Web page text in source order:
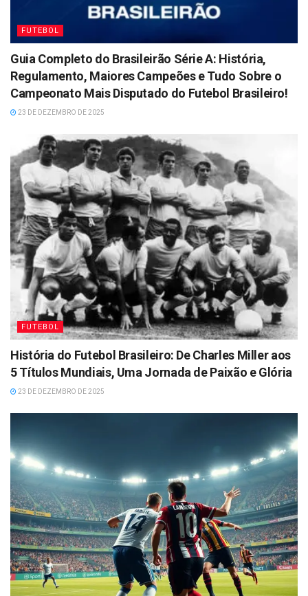
FUTEBOL
Guia Completo do Brasileirão Série A: História,
Regulamento, Maiores Campeões e Tudo Sobre o
Campeonato Mais Disputado do Futebol Brasileiro!
23 DE DEZEMBRO DE 2025
FUTEBOL
História do Futebol Brasileiro: De Charles Miller aos
5 Títulos Mundiais, Uma Jornada de Paixão e Glória
23 DE DEZEMBRO DE 2025